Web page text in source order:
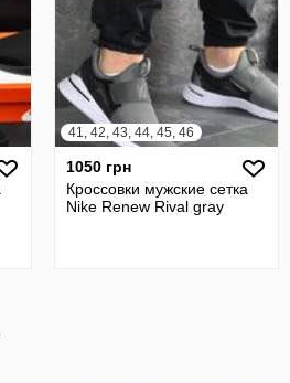
41, 42, 43, 44, 45, 46
1050 грн
Кроссовки мужские сетка
Nike Renew Rival gray